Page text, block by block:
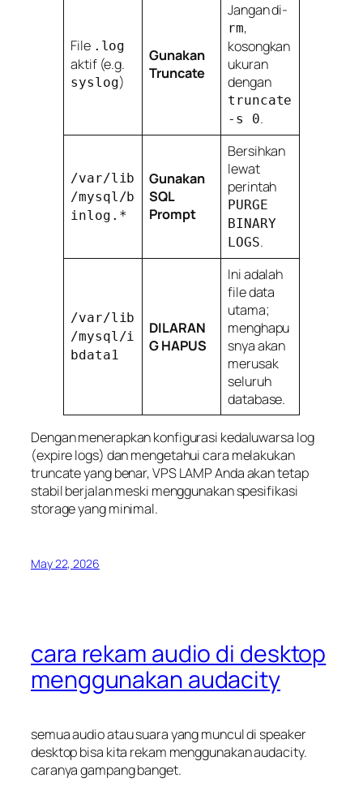
File .log
aktif (e.g.
syslog)
Gunakan
Truncate
Jangan di-
rm,
kosongkan
ukuran
dengan
truncate
-s 0.
/var/lib
/mysql/b
inlog.*
Gunakan
SQL
Prompt
Bersihkan
lewat
perintah
PURGE
BINARY
LOGS.
/var/lib
/mysql/i
bdata1
DILARAN
G HAPUS
Ini adalah
file data
utama;
menghapu
snya akan
merusak
seluruh
database.
Dengan menerapkan konfigurasi kedaluwarsa log
(expire logs) dan mengetahui cara melakukan
truncateyang benar, VPS LAMP Anda akan tetap
stabil berjalan meski menggunakan spesifikasi
storage yang minimal.
May 22, 2026
cara rekam audio di desktop
menggunakan audacity
semua audio atau suara yang muncul di speaker
desktop bisa kita rekam menggunakan audacity.
caranya gampang banget.